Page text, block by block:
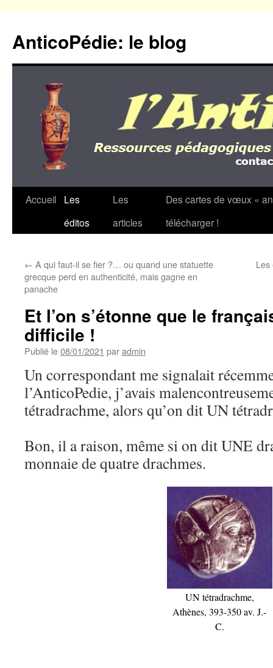
contenu
AnticoPédie: le blog
Accueil
Les
éditos
Les
articles
Des cartes de vœux «
télécharger !
← A qui faut-il se fier ?… ou quand une statuette
grecque perd en authenticité, mais gagne en
panache
Et l’on s’étonne que le
difficile !
Publié le08/01/2021 paradmin
Un correspondant me signalait
l’AnticoPedie, j’avais
tétradrachme, alors qu’on dit UN
Bon, il a raison, même si on dit UNE
monnaie de quatre drachmes.
UN tétradrachme,
Athènes, 393-350 av. J.-
C.